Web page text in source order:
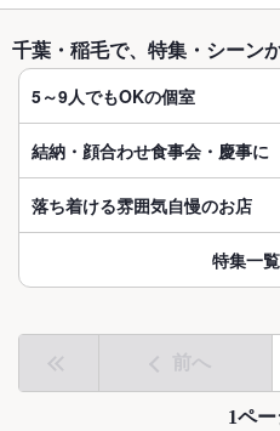
千葉・稲毛で、特集・シーン
5～9人でもOKの個室
結納・顔合わせ食事会・慶事に
落ち着ける雰囲気自慢のお店
特集一
前へ
1ペー